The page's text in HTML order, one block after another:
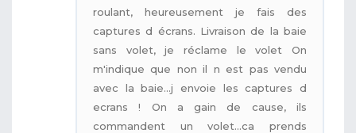
roulant, heureusement je fais des
captures d écrans. Livraison de la baie
sans volet, je réclame le volet On
m'indique que non il n est pas vendu
avec la baie...j envoie les captures d
ecrans ! On a gain de cause, ils
commandent un volet...ca prends